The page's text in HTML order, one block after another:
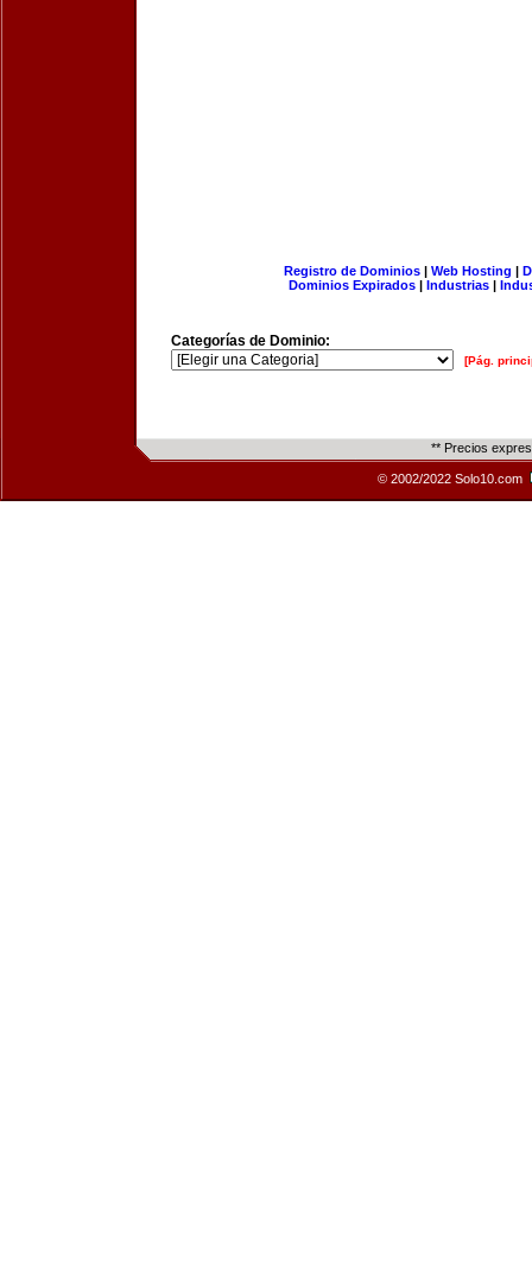
Registro de Dominios| Web Hosting |
Dominios Expirados | Industrias |
Categorías de Dominio:
[Pág.
** Precios
© 2002/2022 Solo10.com